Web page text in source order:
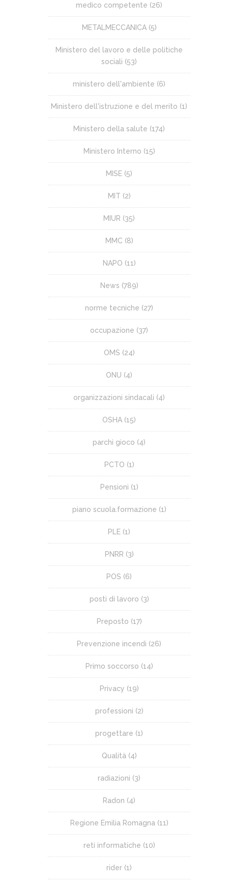
medico competente (26)
METALMECCANICA(5)
Ministero del lavoro e delle politiche
sociali (53)
ministero dell'ambiente (6)
Ministero dell'istruzione e del merito (1)
Ministero della salute (174)
Ministero Interno (15)
MISE (5)
MIT (2)
MIUR (35)
MMC (8)
NAPO (11)
News (789)
norme tecniche (27)
occupazione (37)
OMS (24)
ONU (4)
organizzazioni sindacali (4)
OSHA (15)
parchi gioco (4)
PCTO (1)
Pensioni (1)
piano scuola.formazione (1)
PLE (1)
PNRR (3)
POS (6)
posti di lavoro (3)
Preposto (17)
Prevenzione incendi (26)
Primo soccorso (14)
Privacy (19)
professioni (2)
progettare (1)
Qualità (4)
radiazioni (3)
Radon (4)
Regione Emilia Romagna (11)
reti informatiche (10)
rider (1)